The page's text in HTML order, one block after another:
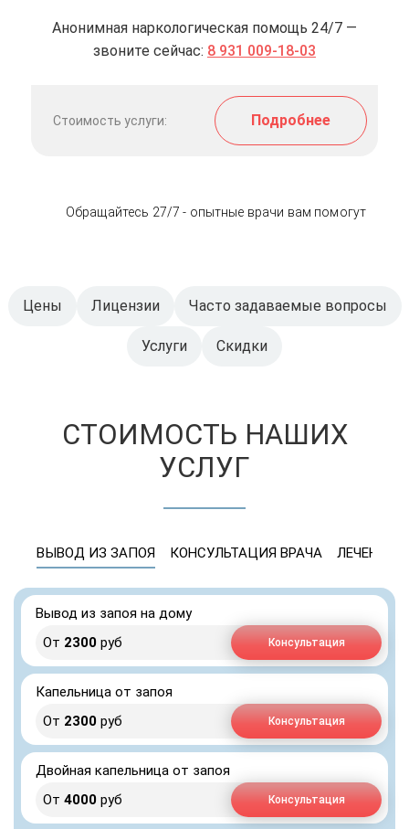
Анонимная наркологическая помощь 24/7 —
звоните сейчас: 8 931 009-18-03
Стоимость услуги: Подробнее
Обращайтесь 27/7 - опытные врачи вам помогут
Цены Лицензии Часто задаваемые вопросы
Услуги Скидки
СТОИМОСТЬ НАШИХ
УСЛУГ
ВЫВОД ИЗ ЗАПОЯ КОНСУЛЬТАЦИЯ ВРАЧА ЛЕЧЕНИЕ
Вывод из запоя на дому
От 2300 руб Консультация
Капельница от запоя
От 2300 руб Консультация
Двойная капельница от запоя
От 4000 руб Консультация